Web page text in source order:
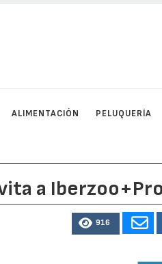
ALIMENTACIÓN PELUQUERÍA
a
916